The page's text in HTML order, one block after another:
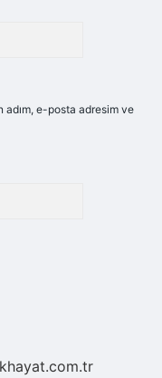
adım, e-posta adresim ve